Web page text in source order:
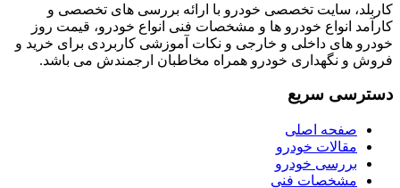
کاربلد، سایت تخصصی خودرو با ارائه بررسی های تخصصی و
کارآمد انواع خودرو ها و مشخصات فنی انواع خودرو، قیمت روز
خودرو های داخلی و خارجی و نکات آموزشی کاربردی برای خرید و
فروش و نگهداری خودرو همراه مخاطبان ارجمندش می باشد.
دسترسی سریع
صفحه اصلی
مقالات خودرو
بررسی خودرو
مشخصات فنی